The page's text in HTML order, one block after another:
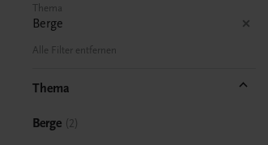
Thema
Berge
Alle Filter entfernen
Thema
Berge 2